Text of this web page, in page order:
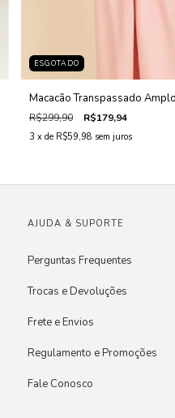
ESGOTADO
Macacão Transpassado
R$299,90 R$179,94
3 x de R$59,98 sem juros
AJUDA & SUPORTE
Perguntas Frequentes
Trocas e Devoluções
Frete e Envios
Regulamento e Promoções
Fale Conosco